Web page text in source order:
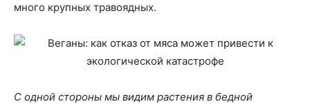
много крупных травоядных.
С одной стороны мы видим растения в бедной